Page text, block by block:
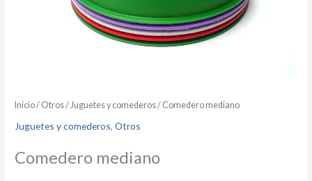
Inicio/ Otros/ Juguetes y comederos/ Comedero mediano
Juguetes y comederos,Otros
Comedero mediano